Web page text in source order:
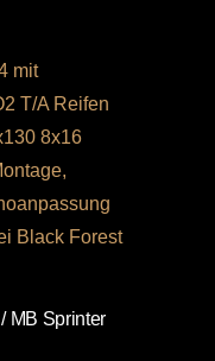
MB Sprinter